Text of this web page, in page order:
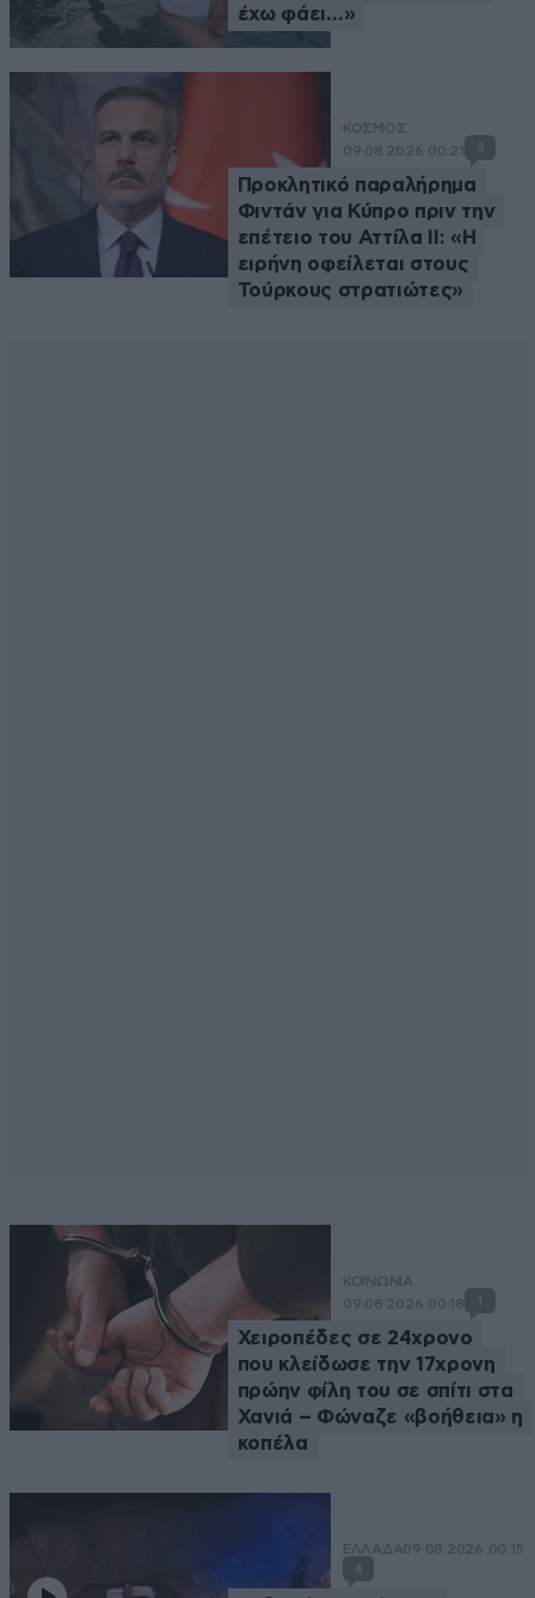
έχω φάει…»
ΚΟΣΜΟΣ
09·08·2026 00:21
3
Προκλητικό παραλήρημα
Φιντάν για Κύπρο πριν την
επέτειο του Αττίλα ΙΙ: «Η
ειρήνη οφείλεται στους
Τούρκους στρατιώτες»
ΚΟΙΝΩΝΙΑ
09·08·2026 00:18
1
Χειροπέδες σε 24χρονο
που κλείδωσε την 17χρονη
πρώην φίλη του σε σπίτι στα
Χανιά – Φώναζε «βοήθεια» η
κοπέλα
ΕΛΛΑΔΑ09·08·2026 00:15
4